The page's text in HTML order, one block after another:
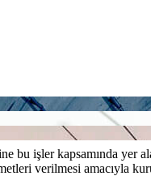
işler kapsamında yer
verilmesi amacıyla